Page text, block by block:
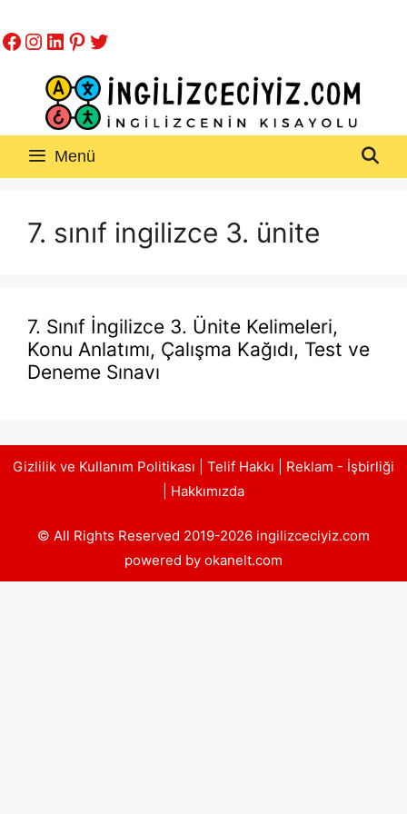
atla
Facebook
Instagram
LinkedIn
Pinterest
Twitter
Menü
7. sınıf ingilizce 3. ünite
7. Sınıf İngilizce 3. Ünite Kelimeleri,
Konu Anlatımı, Çalışma Kağıdı, Test ve
Deneme Sınavı
Gizlilik ve Kullanım Politikası Telif Hakkı
Reklam - İşbirliği
Hakkımızda
© All Rights Reserved 2019-2026 ingilizceciyiz.com
powered by okanelt.com